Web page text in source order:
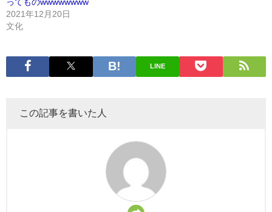
2021年12月20日
文化
LINE
この記事を書いた人